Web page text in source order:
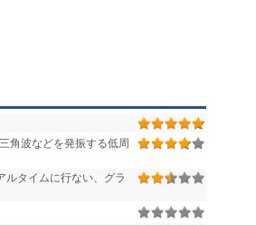
角波などを発振する低周
ルタイムに行ない、グラ